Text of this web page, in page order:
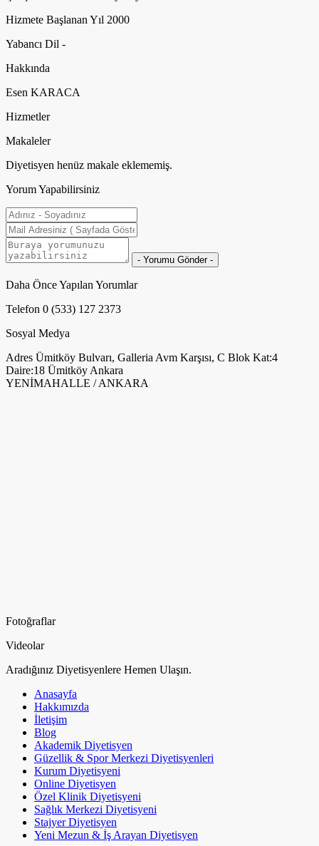
Hizmete Başlanan Yıl 2000
Yabancı Dil -
Hakkında
Esen KARACA
Hizmetler
Makaleler
Diyetisyen henüz makale eklememiş.
Yorum Yapabilirsiniz
Daha Önce Yapılan Yorumlar
Telefon 0 (533) 127 2373
Sosyal Medya
Adres Ümitköy Bulvarı, Galleria Avm Karşısı, C Blok Kat:4
Daire:18 Ümitköy Ankara
YENİMAHALLE / ANKARA
Fotoğraflar
Videolar
Aradığınız Diyetisyenlere Hemen Ulaşın.
Anasayfa
Hakkımızda
İletişim
Blog
Akademik Diyetisyen
Güzellik & Spor Merkezi Diyetisyenleri
Kurum Diyetisyeni
Online Diyetisyen
Özel Klinik Diyetisyeni
Sağlık Merkezi Diyetisyeni
Stajyer Diyetisyen
Yeni Mezun & İş Arayan Diyetisyen